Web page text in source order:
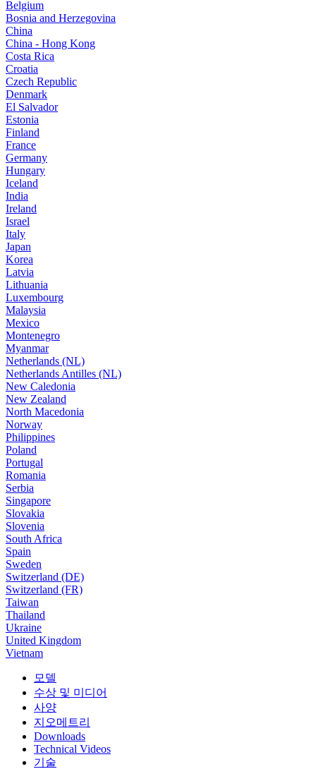
Belgium
Bosnia and Herzegovina
China
China - Hong Kong
Costa Rica
Croatia
Czech Republic
Denmark
El Salvador
Estonia
Finland
France
Germany
Hungary
Iceland
India
Ireland
Israel
Italy
Japan
Korea
Latvia
Lithuania
Luxembourg
Malaysia
Mexico
Montenegro
Myanmar
Netherlands (NL)
Netherlands Antilles (NL)
New Caledonia
New Zealand
North Macedonia
Norway
Philippines
Poland
Portugal
Romania
Serbia
Singapore
Slovakia
Slovenia
South Africa
Spain
Sweden
Switzerland (DE)
Switzerland (FR)
Taiwan
Thailand
Ukraine
United Kingdom
Vietnam
모델
수상 및 미디어
사양
지오메트리
Downloads
Technical Videos
기술